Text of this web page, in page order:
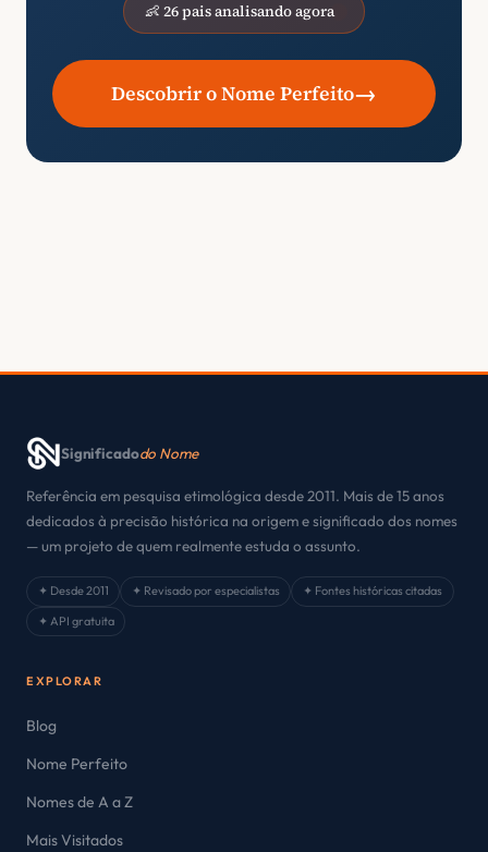
👶 26 pais analisando agora
Descobrir o Nome Perfeito→
Significadodo Nome
Referência em pesquisa etimológica desde 2011. Mais de 15 anos
dedicados à precisão histórica na origem e significado dos nomes
— um projeto de quem realmente estuda o assunto.
✦ Desde 2011 ✦ Revisado por especialistas
✦ Fontes históricas citadas
✦ API gratuita
EXPLORAR
Blog
Nome Perfeito
Nomes de A a Z
Mais Visitados